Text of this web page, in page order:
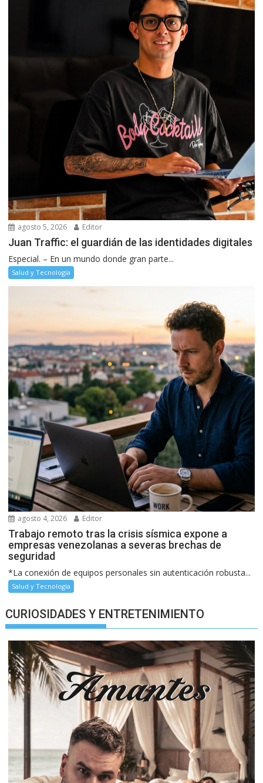
agosto 5, 2026 Editor
Juan Traffic: el guardián de las identidades digitales
Especial. – En un mundo donde gran parte...
Salud y Tecnología
agosto 4, 2026 Editor
Trabajo remoto tras la crisis sísmica expone a
empresas venezolanas a severas brechas de
seguridad
*La conexión de equipos personales sin autenticación robusta...
Salud y Tecnología
CURIOSIDADES Y ENTRETENIMIENTO